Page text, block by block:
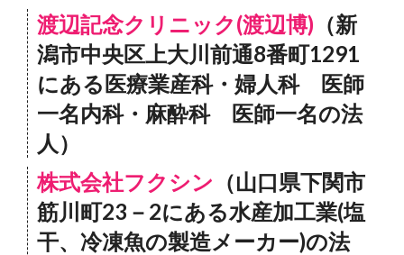
渡辺記念クリニック(渡辺博) （新
潟市中央区上大川前通8番町1291
にある医療業産科・婦人科 医師
一名内科・麻酔科 医師一名の法
人）
株式会社フクシン （山口県下関市
筋川町23－2にある水産加工業(塩
干、冷凍魚の製造メーカー)の法